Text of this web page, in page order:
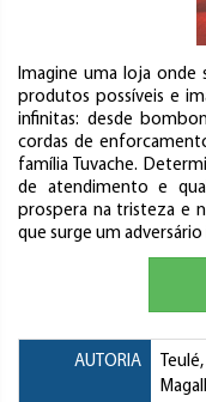
Imagine uma loja onde
produtos possíveis e
infinitas: desde
cordas de
família Tuvache.
de atendimento e
prospera na tristeza e
que surge um
AUTORIA